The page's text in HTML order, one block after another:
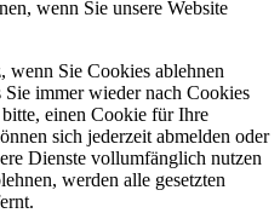
wenn Sie unsere Website
wenn Sie Cookies ablehnen
immer wieder nach Cookies
einen Cookie für Ihre
sich jederzeit abmelden oder
Dienste vollumfänglich nutzen
werden alle gesetzten